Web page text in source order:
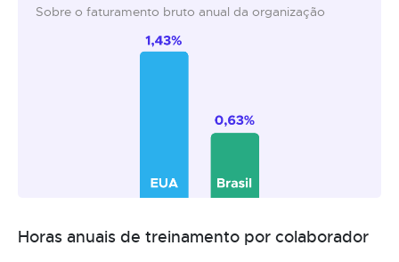
Sobre o faturamento bruto anual da organização
Horas anuais de treinamento por colaborador